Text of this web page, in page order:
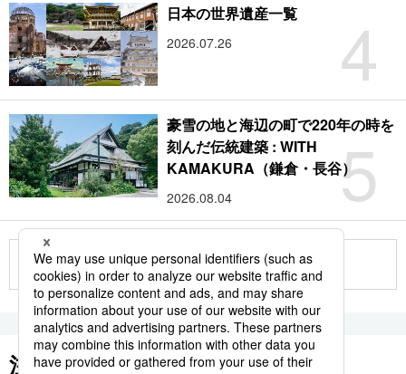
4
日本の世界遺産一覧
2026.07.26
5
豪雪の地と海辺の町で220年の時を
刻んだ伝統建築 : WITH
KAMAKURA（鎌倉・長谷）
2026.08.04
もっと見る
注目のキーワード